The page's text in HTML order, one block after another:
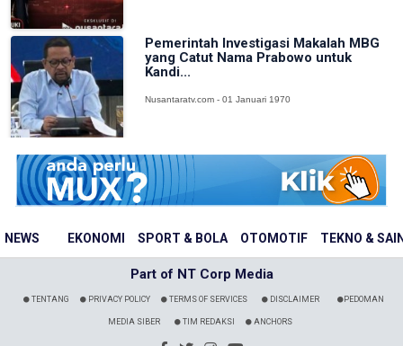
NEWS EKONOMI SPORT & BOLA OTOMOTIF TEKNO &
Pemerintah Investigasi Makalah MBG
yang Catut Nama Prabowo untuk
Kandi...
Nusantaratv.com - 01 Januari 1970
Part of NT Corp Media
TENTANG PRIVACY POLICY TERMS OF SERVICES DISCLAIMER PEDOMAN
MEDIA SIBER TIM REDAKSI ANCHORS